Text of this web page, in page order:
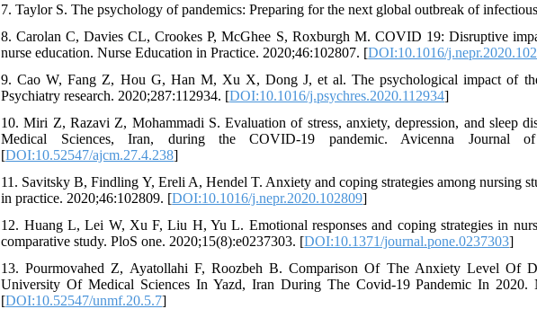
7. Taylor S. The psychology of pandemics: Preparing for the next global outbreak of
8. Carolan C, Davies CL, Crookes P, McGhee S, Roxburgh M. COVID 19: Disruptive
nurse education. Nurse Education in Practice. 2020;46:102807. [DOI:10.1016/
9. Cao W, Fang Z, Hou G, Han M, Xu X, Dong J, et al. The psychological impact of
Psychiatry research. 2020;287:112934. [DOI:10.1016/j.psychres.2020.112934]
10. Miri Z, Razavi Z, Mohammadi S. Evaluation of stress, anxiety, depression, and sleep
Medical Sciences, Iran, during the COVID-19 pandemic. Avicenna Journal
[DOI:10.52547/ajcm.27.4.238]
11. Savitsky B, Findling Y, Ereli A, Hendel T. Anxiety and coping strategies among nursing
in practice. 2020;46:102809. [DOI:10.1016/j.nepr.2020.102809]
12. Huang L, Lei W, Xu F, Liu H, Yu L. Emotional responses and coping strategies in
comparative study. PloS one. 2020;15(8):e0237303. [DOI:10.1371/journal.pone.0237303]
13. Pourmovahed Z, Ayatollahi F, Roozbeh B. Comparison Of The Anxiety Level Of
University Of Medical Sciences In Yazd, Iran During The Covid-19 Pandemic In 2020.
[DOI:10.52547/unmf.20.5.7]